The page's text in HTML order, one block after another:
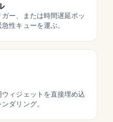
ー、または時間遅延ポッ
性キューを運ぶ。
ィジェットを直接埋め込
ダリング。